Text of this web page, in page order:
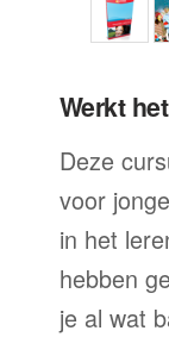
Werkt
Deze
voor
in het
hebben
je al wat